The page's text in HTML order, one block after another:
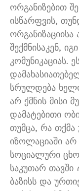
ორგანიზებით
ისწარფვის,
შექმნისაკენ,
კომუნიკაციას.
სრულდება
არ ქმნის მისი
დამატებითი
თუმცა, რა თქმა
იზოლაციაში
სოციალური
საკუთარ თავში
ბაზისს და